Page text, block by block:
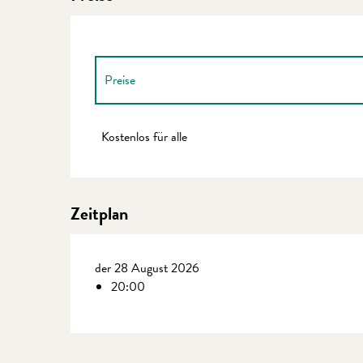
Preise
Preise 2027
Kostenlos für alle
Zeitplan
der 28 August 2026
20:00